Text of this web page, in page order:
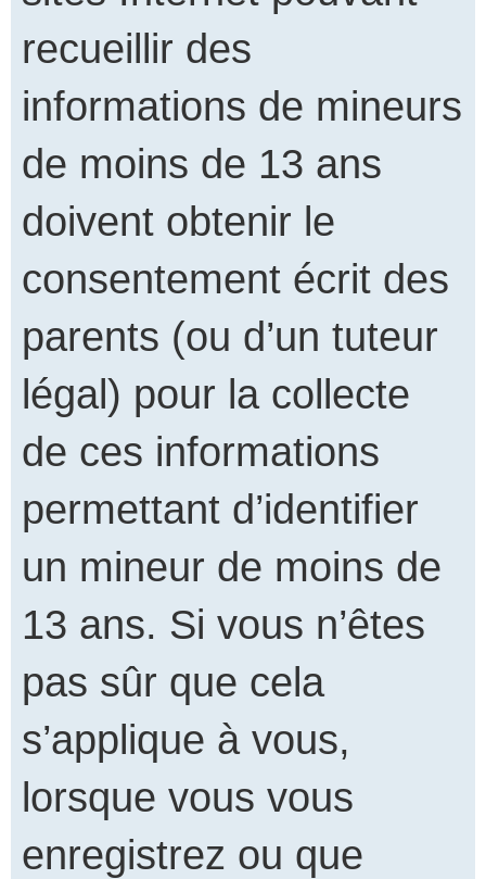
recueillir des
informations de mineurs
de moins de 13 ans
doivent obtenir le
consentement écrit des
parents (ou d’un tuteur
légal) pour la collecte
de ces informations
permettant d’identifier
un mineur de moins de
13 ans. Si vous n’êtes
pas sûr que cela
s’applique à vous,
lorsque vous vous
enregistrez ou que